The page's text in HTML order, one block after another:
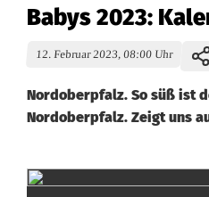
Babys 2023:
12. Februar 2023, 08:00 Uhr
Nordoberpfalz. So süß ist
Nordoberpfalz. Zeigt uns
B